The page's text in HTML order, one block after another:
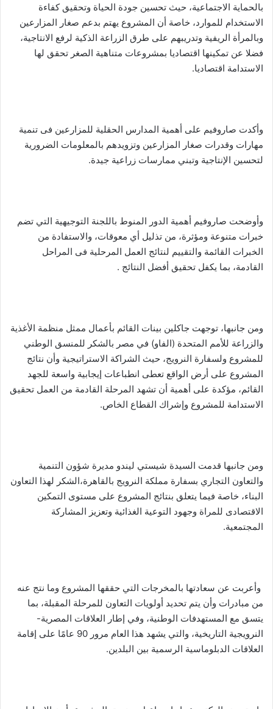
بالحماية الاجتماعية، حيث تحسين جودة الحياة وتحقيق كفاءة
الاستخدام للموارد، خاصة أن المشروع يهتم بدعم صغار المزارعين
وبالمرأة الريفية وتدريبهم على طرق الزراعة الذكية لرفع الانتاجية،
فضلا عن تمكينها اقتصاديا بمشروعات متناهية الصغر تحقق لها
الاستدامة اقتصاديا.
وأكدت صاروفيم على أهمية المدارس الحقلية للمزارعين فى تنمية
مهارات وقدرات صغار المزارعين وتزويدهم بالمعلومات الضرورية
لتحسين الإنتاجية وتبني ممارسات زراعية جيدة.
وأوضحت صاروفيم أهمية الدور المنوط باللجنة التوجيهية التي تضم
خبرات متنوعة ومؤثرة، من تذليل أي معوقات، والاستفادة من
الخبرات القائمة والتقييم لنتائج العمل المرحلية فى المراحل
القادمة، بما يكفل تحقيق أفضل النتائج .
ومن جانبها، توجهت جاكلين بينات القائم بأعمال ممثل منظمة الأغذية
والزراعة للأمم المتحدة (الفاو) في مصر بالشكر للمنسق الوطني
للمشروع ولسفارة النرويج، حيث الشراكة الاستراتيجية وأن نتائج
المشروع على أرض الواقع تعطى انطباعات إيجابية واسعة للجهد
القائم، مؤكدة على أهمية أن تشهد المرحلة القادمة من العمل تحقيق
الاستدامة للمشروع وإشراك القطاع الخاص.
ومن جانبها قدمت السيدة شيستي ليندو مديرة شؤون التنمية
والتعاون التجاري بسفارة مملكة النرويج بالقاهرة،الشكر لهذا التعاون
البناء، خاصة فيما يتعلق بنتائج المشروع على مستوى التمكين
الاقتصادى للمراة وجهود التوعية الغذائية وتعزيز المشاركة
المجتمعية.
وأعربت عن سعادتها بالمخرجات التي حققها المشروع وما نتج عنه
من مبادرات وأن يتم تحديد أولويات التعاون للمرحلة المقبلة، بما
يتسق مع المستهدفات الوطنية، وفي إطار العلاقات المصرية-
النرويجية التاريخية، والتي يشهد هذا العام مرور 90 عامًا على إقامة
العلاقات الدبلوماسية الرسمية بين البلدين.